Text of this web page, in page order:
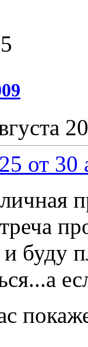
от 30
буду